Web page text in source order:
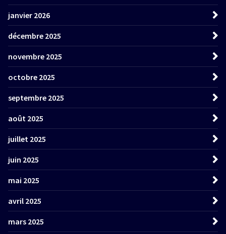
janvier 2026
décembre 2025
novembre 2025
octobre 2025
septembre 2025
août 2025
juillet 2025
juin 2025
mai 2025
avril 2025
mars 2025